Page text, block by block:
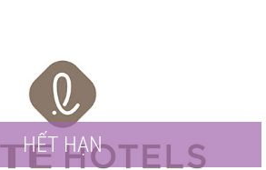
HẾT HẠN